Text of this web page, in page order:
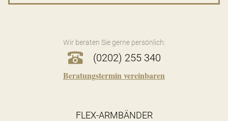
Wir beraten Sie gerne persönlich:
(0202) 255 340
Beratungstermin vereinbaren
FLEX-ARMBÄNDER